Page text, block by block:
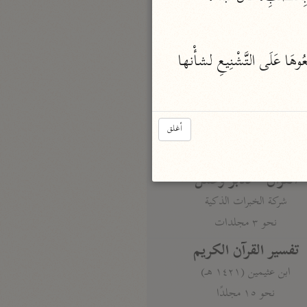
تيسير الكريم الرحمن
السعدي (١٣٧٦ هـ)
أيسر التفاسير
القرآن – تدبّر وعمل
شركة الخبرات الذكية
نحو ٣ مجلدات
تفسير القرآن الكريم
ابن عثيمين (١٤٢١ هـ)
نحو ١٥ مجلدًا
أغلق